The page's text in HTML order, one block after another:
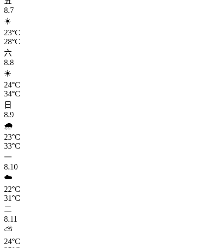
8.7
☀️
23°C
28°C
六
8.8
☀️
24°C
34°C
日
8.9
🌧️
23°C
33°C
一
8.10
☁️
22°C
31°C
二
8.11
⛅
24°C